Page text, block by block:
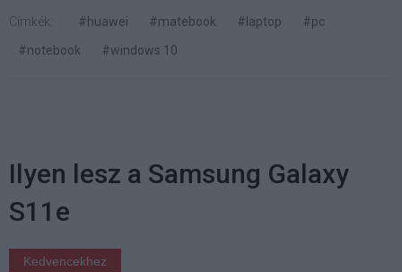
Címkék: #huawei #matebook #laptop
#pc
#notebook
#windows 10
Ilyen lesz a Samsung Galaxy
S11e
Kedvencekhez